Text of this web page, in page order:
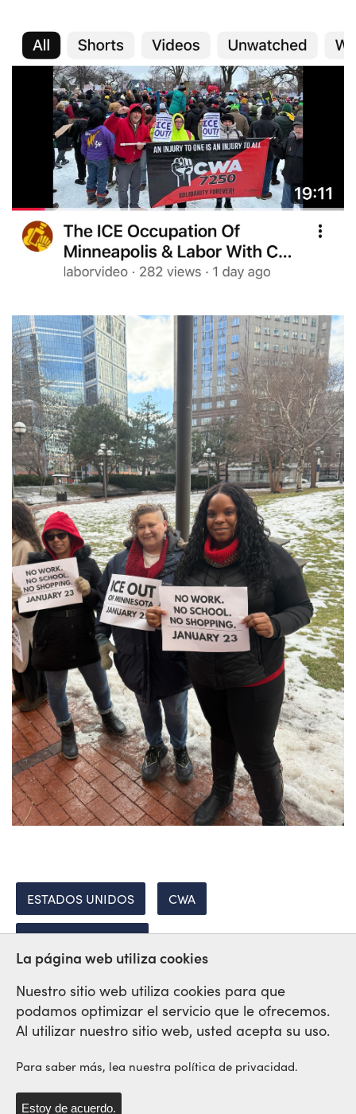
ESTADOS UNIDOS CWA
CRIMINALIZACION
Red Sindical Internacional
La página web utiliza cookies
Nuestro sitio web utiliza cookies para que
podamos optimizar el servicio que le ofrecemos.
Al utilizar nuestro sitio web, usted acepta su uso.
Para saber más, lea nuestra política de privacidad.
Estoy de acuerdo.